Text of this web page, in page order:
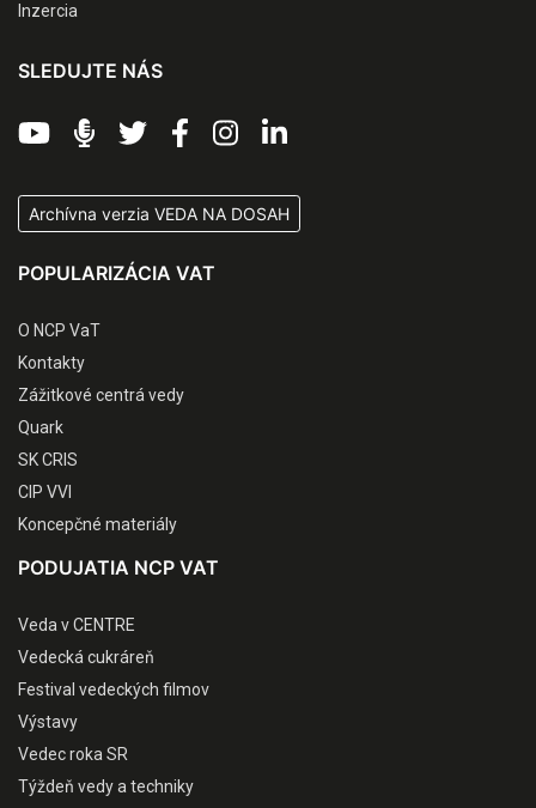
Inzercia
SLEDUJTE NÁS
Archívna verzia VEDA NA DOSAH
POPULARIZÁCIA VAT
O NCP VaT
Kontakty
Zážitkové centrá vedy
Quark
SK CRIS
CIP VVI
Koncepčné materiály
PODUJATIA NCP VAT
Veda v CENTRE
Vedecká cukráreň
Festival vedeckých filmov
Výstavy
Vedec roka SR
Týždeň vedy a techniky